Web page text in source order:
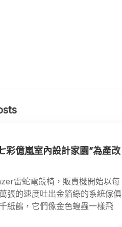
彩億嵐室內設計家園”為產改
雷蛇電競椅，販賣機開始以每
張的速度吐出金箔綠的系統傢俱
紙鶴，它們像金色蝗蟲一樣飛